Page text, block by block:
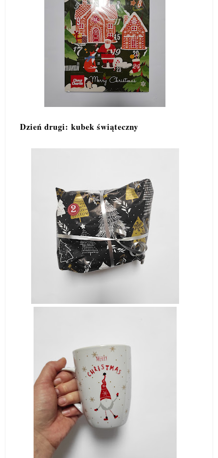
Dzień drugi: kubek świąteczny